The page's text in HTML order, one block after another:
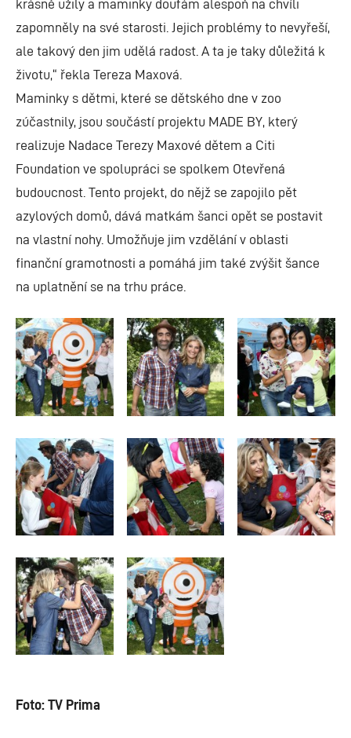
zapomněly na své starosti. Jejich problémy to nevyřeší,
ale takový den jim udělá radost. A ta je taky důležitá k
životu,“ řekla Tereza Maxová.
Maminky s dětmi, které se dětského dne v zoo
zúčastnily, jsou součástí projektu MADE BY, který
realizuje Nadace Terezy Maxové dětem a Citi
Foundation ve spolupráci se spolkem Otevřená
budoucnost. Tento projekt, do nějž se zapojilo pět
azylových domů, dává matkám šanci opět se postavit
na vlastní nohy. Umožňuje jim vzdělání v oblasti
finanční gramotnosti a pomáhá jim také zvýšit šance
na uplatnění se na trhu práce.
Foto: TV Prima